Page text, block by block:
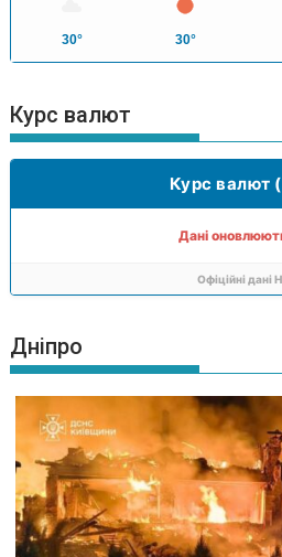
30° 30°
Курс валют
Курс валют
Дані
Офіційні дані
Дніпро